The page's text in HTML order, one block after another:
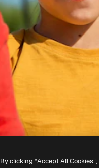
By clicking “Accept All